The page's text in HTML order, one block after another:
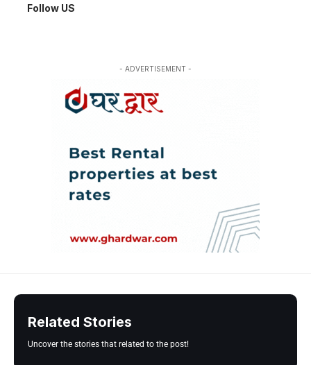
Follow US
- ADVERTISEMENT -
Related Stories
Uncover the stories that related to the post!